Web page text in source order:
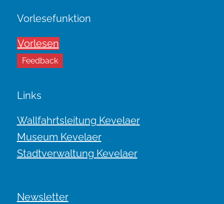
Vorlesefunktion
Vorlesen
Feedback
Links
Wallfahrtsleitung Kevelaer
Museum Kevelaer
Stadtverwaltung Kevelaer
Newsletter